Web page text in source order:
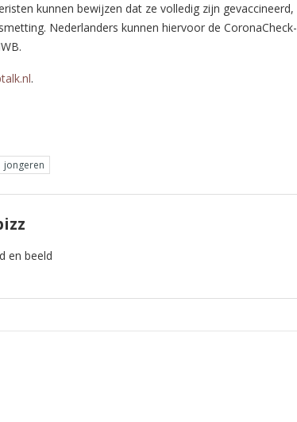
kunnen bewijzen dat ze volledig zijn gevaccineerd,
Nederlanders kunnen hiervoor de CoronaCheck-
.
jongeren
en beeld